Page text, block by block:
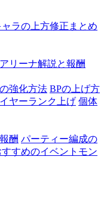
ャラの上方修正まとめ
アリーナ解説と報酬
強化方法 BPの上げ方
ヤーランク上げ 個体
酬 パーティー編成の
すすめのイベントモン